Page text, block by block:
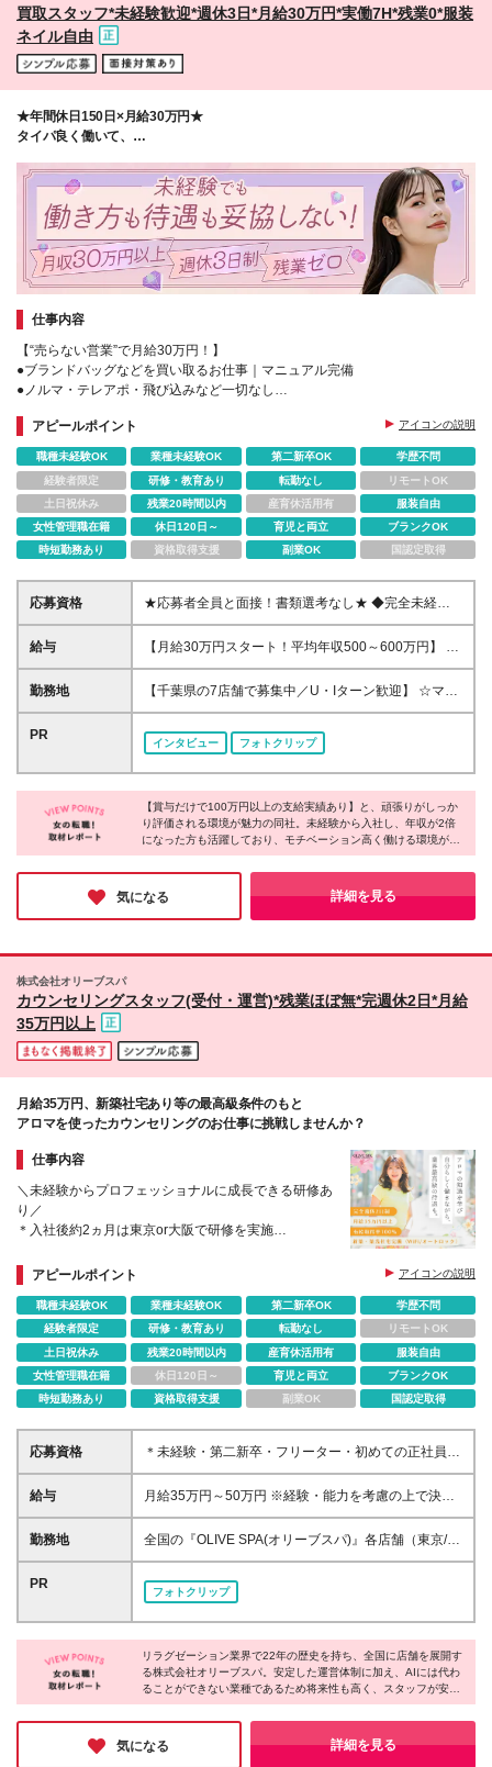
買取スタッフ*未経験歓迎*週休3日*月給30万円*実働7H*残業0*服装
ネイル自由
★年間休日150日×月給30万円★
タイパ良く働いて、
仕事内容
【“売らない営業”で月給30万円！】
●ブランドバッグなどを買い取るお仕事｜マニュアル完備
●ノルマ・テレアポ・飛び込みなど一切なし
●連休取得OKで海外旅行も楽しめる♪
アピールポイント アイコンの説明
職種未経験OK 業種未経験OK 第二新卒OK
学歴不問
経験者限定
研修・教育あり 転勤なし
リモートOK
土日祝休み
残業20時間以内 産育休活用有
服装自由
女性管理職在籍
休日120日～ 育児と両立
ブランクOK
時短勤務あり
資格取得支援 副業OK 国認定取得
応募資格
★応募者全員と面接！書類選考なし★ ◆完全未経験
OK ◆第二新卒・ブランクOK ◆経歴・学歴不問 ◆20
代～30代活躍中！ ＊＊＊こんな方は尚歓迎します♪＊
い方 □買取査定にチャレンジしてみたい方 □働きやす
さも大切にしたい方 □フレッシュな会社でイチから頑
給与
【月給30万円スタート！平均年収500～600万円】 ★
賞与だけで100万円以上の支給実績も ★1年で年収
800万円のメンバー在籍 ★インセンティブで月20万円
の年収を公開／ ◆年収800万円／店長 入社1年目／
後の月給には営業手当5万円／月が含まれます ※経
験・能力・スキルを考慮し、決定いたします ※残業代
全額支給 ※試用期間6カ月：期間中の雇用形態・待遇
勤務地
【千葉県の7店舗で募集中／U・Iターン歓迎】 ☆マイ
カー通勤OK・駐車場完備 ☆2026年に新オープン店舗
多数！ ☆転勤なし 本社、もしくは以下店舗での勤務
になります。 【本社】 千葉県印旛郡酒々井町本佐倉
457-2 【京成臼井駅南口ViM店】 千葉県佐倉市王子台
3-30-4 Vim2階 【マルエツ新志津店】 千葉県佐倉市
西志津4-1-1 【千葉中央店】 千葉県千葉市中央区中央
3-12-9 【メガセンタートライアル八千代店】 千葉県
八千代市緑が丘西2-13-3 【京成習志野駅前店】 千葉
県船橋市習志野台四丁目1番6号 【KEIHOKUスーパー
布施店】★9月出店予定 千葉県柏市布施新町1-4-4 ※
転居を伴う転勤なし ※7店舗間での異動の可能性があ
PR
インタビュー フォトクリップ
【賞与だけで100万円以上の支給実績あり】と、頑張りがしっか
り評価される環境が魅力の同社。未経験から入社し、年収が2倍
になった方も活躍しており、モチベーション高く働ける環境が魅
力です！待遇面だけでなく、【残業ほぼナシ】【実働7時間】と
働きやすさも整っています。店舗拡大に伴い店長としてのキャリ
アパスも用意されており、収入もキャリアもワークライフバラン
スの3点が揃った環境で、長期的に活躍できると感じました！
気になる 詳細を見る
株式会社オリーブスパ
カウンセリングスタッフ(受付・運営)*残業ほぼ無*完週休2日*月給
35万円以上
月給35万円、新築社宅あり等の最高級条件のもと
アロマを使ったカウンセリングのお仕事に挑戦しませんか？
仕事内容
＼未経験からプロフェッショナルに成長できる研修あ
り／
＊入社後約2ヵ月は東京or大阪で研修を実施
＊残業月7h以内、完週休2日、有給取得率100％など
働きやすさ◎
アピールポイント アイコンの説明
職種未経験OK 業種未経験OK 第二新卒OK
学歴不問
経験者限定
研修・教育あり 転勤なし
リモートOK
土日祝休み
残業20時間以内 産育休活用有
服装自由
女性管理職在籍
休日120日～ 育児と両立
ブランクOK
時短勤務あり
資格取得支援 副業OK 国認定取得
応募資格
＊未経験・第二新卒・フリーター・初めての正社員と
いう方も歓迎 ＊学歴不問 ＜このような方に向いてい
ます＞ ＊働きながらキレイになりたい方 ＊美容業界
に喜んでもらうことが好きな方 ＊一生モノのスキル
を身に付けたい方
給与
月給35万円～50万円 ※経験・能力を考慮の上で決定
します。 ※入社後3ヶ月の試用期間あり └1～2ヶ月目
の研修期間中は月給23.5万円～30万円、3ヶ月目以降
試用期間中は全額支給） ＊時間外手当（100％支給）
年4回実施！ ／ 入社1年で月給40万円以上も可能です
勤務地
全国の『OLIVE SPA(オリーブスパ)』各店舗（東京/横
浜/名古屋/大阪/福岡） ＊お住まいや希望を最大限考慮
の上、双方納得のもと決定♪ ＊新築・築浅社宅（WiFi/
オートロック）完備 └人気の港・渋谷・新宿・品川・
世田谷エリア！ └最寄駅から徒歩約5分程度と立地も
抜群♪ ■東京 <港区> *PENT HOUSE西麻布店/西麻布
*PANTHEON白金台プラチナ通り店/白金台
*PANTHEON西麻布店/西麻布 *PANTHEON赤坂店/赤
坂 <渋谷区> *恵比寿店/恵比寿西 *DH恵比寿駅前店/恵
比寿南 *PENT HOUSE代官山店/鉢山町 <新宿区>
*PANTHEON新宿店/歌舞伎町 <中央区> *銀座店/銀座
*PANTHEON銀座並木通り店/銀座 <世田谷区> *三宿
PR
フォトクリップ
リラグゼーション業界で22年の歴史を持ち、全国に店舗を展開す
る株式会社オリーブスパ。安定した運営体制に加え、AIには代わ
ることができない業種であるため将来性も高く、スタッフが安心
して働ける企業様だと感じました。エステと違い回数券制度を取
り入れておらず、お客様への提案負担が少ないのも特徴。美容に
関わる仕事で、安定と安心を手に入れながら自分らしく働きたい
という方に、ぜひご応募いただきたい企業様です。
気になる 詳細を見る